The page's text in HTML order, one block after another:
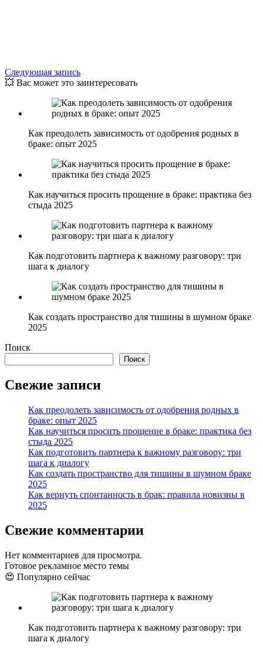
Следующая запись
💥 Вас может это заинтересовать
Как преодолеть зависимость от одобрения родных в
браке: опыт 2025
Как научиться просить прощение в браке: практика без
стыда 2025
Как подготовить партнера к важному разговору: три
шага к диалогу
Как создать пространство для тишины в шумном браке
2025
Поиск
Поиск
Свежие записи
Как преодолеть зависимость от одобрения родных в
браке: опыт 2025
Как научиться просить прощение в браке: практика без
стыда 2025
Как подготовить партнера к важному разговору: три
шага к диалогу
Как создать пространство для тишины в шумном браке
2025
Как вернуть спонтанность в брак: правила новизны в
2025
Свежие комментарии
Нет комментариев для просмотра.
Готовое рекламное место темы
😍 Популярно сейчас
Как подготовить партнера к важному разговору: три
шага к диалогу